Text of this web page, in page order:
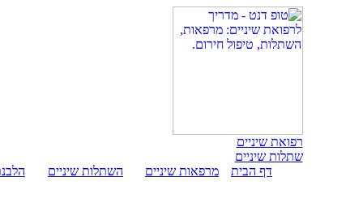
רפואת שיניים
שתלות שיניים
דף הבית
מרפאות שיניים השתלות שיניים